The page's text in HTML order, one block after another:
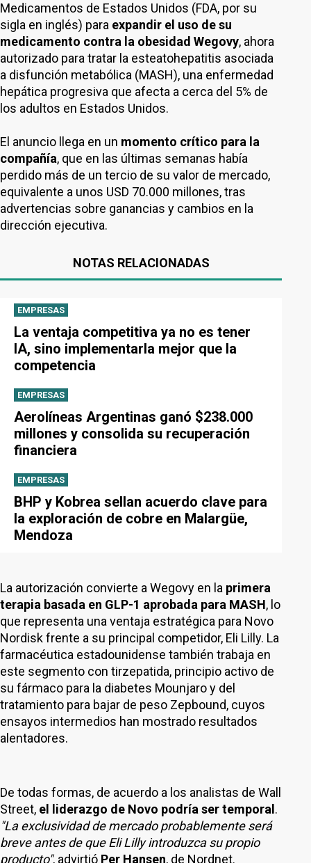
Medicamentos de Estados Unidos (FDA, por su
sigla en inglés) para expandir el uso de su
medicamento contra la obesidad Wegovy, ahora
autorizado para tratar la esteatohepatitis asociada
a disfunción metabólica (MASH), una enfermedad
hepática progresiva que afecta a cerca del 5% de
los adultos en Estados Unidos.
El anuncio llega en un momento crítico para la
compañía, que en las últimas semanas había
perdido más de un tercio de su valor de mercado,
equivalente a unos USD 70.000 millones, tras
advertencias sobre ganancias y cambios en la
dirección ejecutiva.
NOTAS RELACIONADAS
EMPRESAS
La ventaja competitiva ya no es tener
IA, sino implementarla mejor que la
competencia
EMPRESAS
Aerolíneas Argentinas ganó $238.000
millones y consolida su recuperación
financiera
EMPRESAS
BHP y Kobrea sellan acuerdo clave para
la exploración de cobre en Malargüe,
Mendoza
La autorización convierte a Wegovy en la primera
terapia basada en GLP-1 aprobada para MASH, lo
que representa una ventaja estratégica para Novo
Nordisk frente a su principal competidor, Eli Lilly. La
farmacéutica estadounidense también trabaja en
este segmento con tirzepatida, principio activo de
su fármaco para la diabetes Mounjaro y del
tratamiento para bajar de peso Zepbound, cuyos
ensayos intermedios han mostrado resultados
alentadores.
De todas formas, de acuerdo a los analistas de Wall
Street, el liderazgo de Novo podría ser temporal .
"La exclusividad de mercado probablemente será
breve antes de que Eli Lilly introduzca su propio
producto", advirtió Per Hansen, de Nordnet.